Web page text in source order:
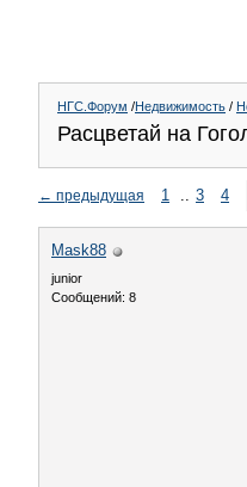
НГС.Форум /Недвижимость /
Расцветай на
← предыдущая 1 .. 3 4
Mask88
junior
Сообщений: 8